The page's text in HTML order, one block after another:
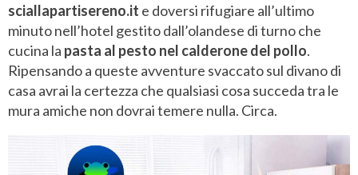
sciallapartisereno.it e doversi rifugiare all’ultimo
minuto nell’hotel gestito dall’olandese di turno che
cucina la pasta al pesto nel calderone del pollo.
Ripensando a queste avventure svaccato sul divano di
casa avrai la certezza che qualsiasi cosa succeda tra le
mura amiche non dovrai temere nulla. Circa.